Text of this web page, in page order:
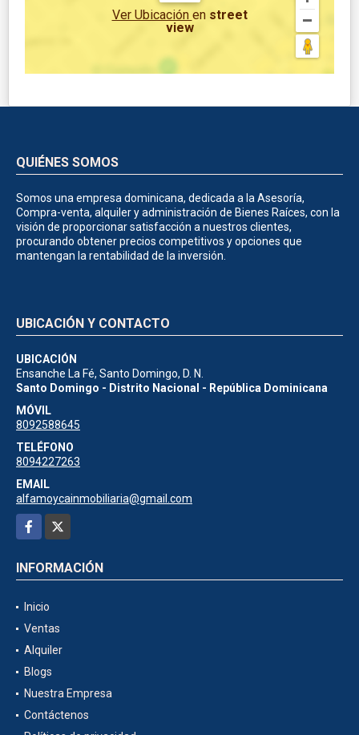
Ver Ubicación en street
view
QUIÉNES SOMOS
Somos una empresa dominicana, dedicada a la Asesoría,
Compra-venta, alquiler y administración de Bienes Raíces, con la
visión de proporcionar satisfacción a nuestros clientes,
procurando obtener precios competitivos y opciones que
mantengan la rentabilidad de la inversión.
UBICACIÓN Y CONTACTO
UBICACIÓN
Ensanche La Fé, Santo Domingo, D. N.
Santo Domingo - Distrito Nacional - República Dominicana
MÓVIL
8092588645
TELÉFONO
8094227263
EMAIL
alfamoycainmobiliaria@gmail.com
Facebook
INFORMACIÓN
Inicio
Ventas
Alquiler
Blogs
Nuestra Empresa
Contáctenos